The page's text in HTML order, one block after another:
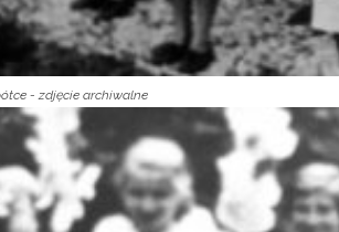
- zdjęcie archiwalne